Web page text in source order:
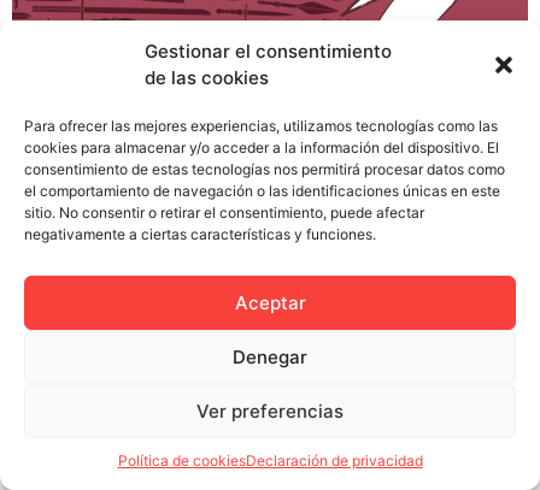
Gestionar el consentimiento
de las cookies
Para ofrecer las mejores experiencias, utilizamos tecnologías como las
cookies para almacenar y/o acceder a la información del dispositivo. El
consentimiento de estas tecnologías nos permitirá procesar datos como
el comportamiento de navegación o las identificaciones únicas en este
sitio. No consentir o retirar el consentimiento, puede afectar
negativamente a ciertas características y funciones.
Aceptar
Denegar
Ver preferencias
Política de cookiesDeclaración de privacidad
respiración y afinar bien el oído ¿Lo has escuchado?
¿Oyes ese murmullo de fondo? Son los miles de
ilustradores y publicistas españoles quejándose porque
en sus gremios no hay una guía de precios y tienen
miedo a hacer un presupuesto sin que se la jueguen los
clientes o […]
Política de privacidad
Política de cookies (UE)